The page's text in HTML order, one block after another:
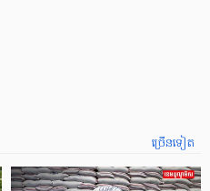
ច្រើនទៀត